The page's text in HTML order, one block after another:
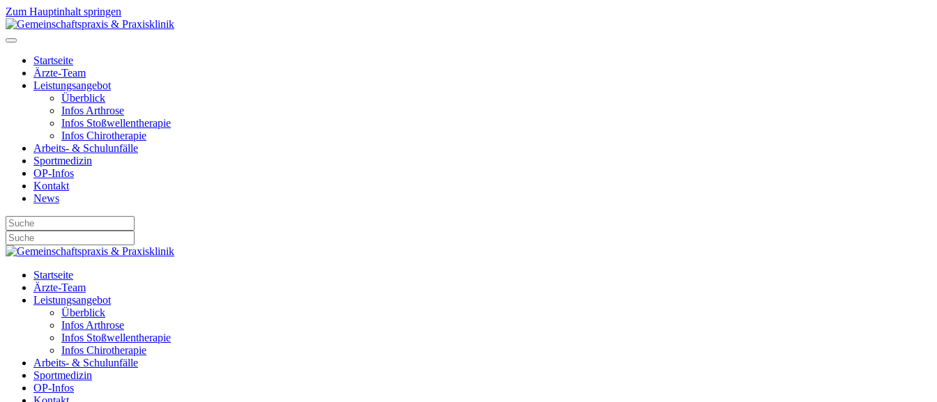
Zum Hauptinhalt springen
Startseite
Ärzte-Team
Leistungsangebot
Überblick
Infos Arthrose
Infos Stoßwellentherapie
Infos Chirotherapie
Arbeits- & Schulunfälle
Sportmedizin
OP-Infos
Kontakt
News
Startseite
Ärzte-Team
Leistungsangebot
Überblick
Infos Arthrose
Infos Stoßwellentherapie
Infos Chirotherapie
Arbeits- & Schulunfälle
Sportmedizin
OP-Infos